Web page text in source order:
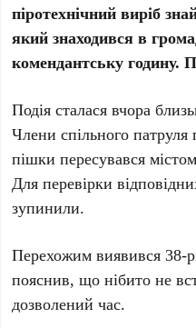
піротехнічний виріб
який знаходився в
комендантську годину.
Подія сталася вчора
Члени спільного
пішки пересувався
Для перевірки
зупинили.
Перехожим виявився 38-
пояснив, що нібито не
дозволений час.